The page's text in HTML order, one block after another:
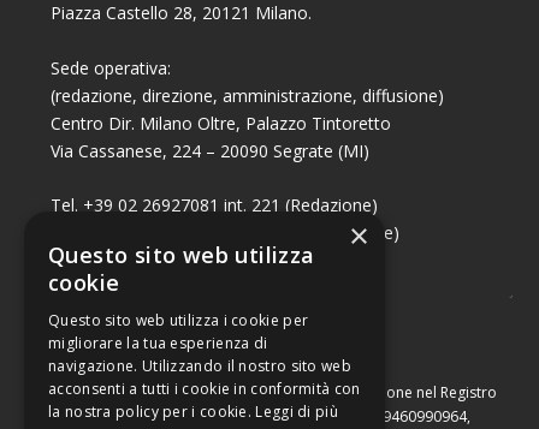
Piazza Castello 28, 20121 Milano.
Sede operativa:
(redazione, direzione, amministrazione, diffusione)
Centro Dir. Milano Oltre, Palazzo Tintoretto
Via Cassanese, 224 – 20090 Segrate (MI)
Tel. +39 02 26927081 int. 221 (Redazione)
Tel. +39 02 26927081 int. 224 (Commerciale)
Fax +39 02 26951006
Capitale sociale di Euro 10.000,00 – Numero di iscrizione nel Registro
delle Imprese di Milano, partita Iva e codice fiscale 09460990964,
×
Questo sito web utilizza
cookie
Questo sito web utilizza i cookie per
migliorare la tua esperienza di
navigazione. Utilizzando il nostro sito web
acconsenti a tutti i cookie in conformità con
la nostra policy per i cookie. Leggi di più